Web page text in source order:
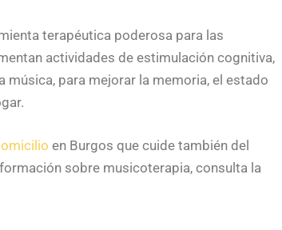
terapéutica poderosa para las
actividades de estimulación cognitiva,
para mejorar la memoria, el estado
en Burgos que cuide también del
sobre musicoterapia, consulta la